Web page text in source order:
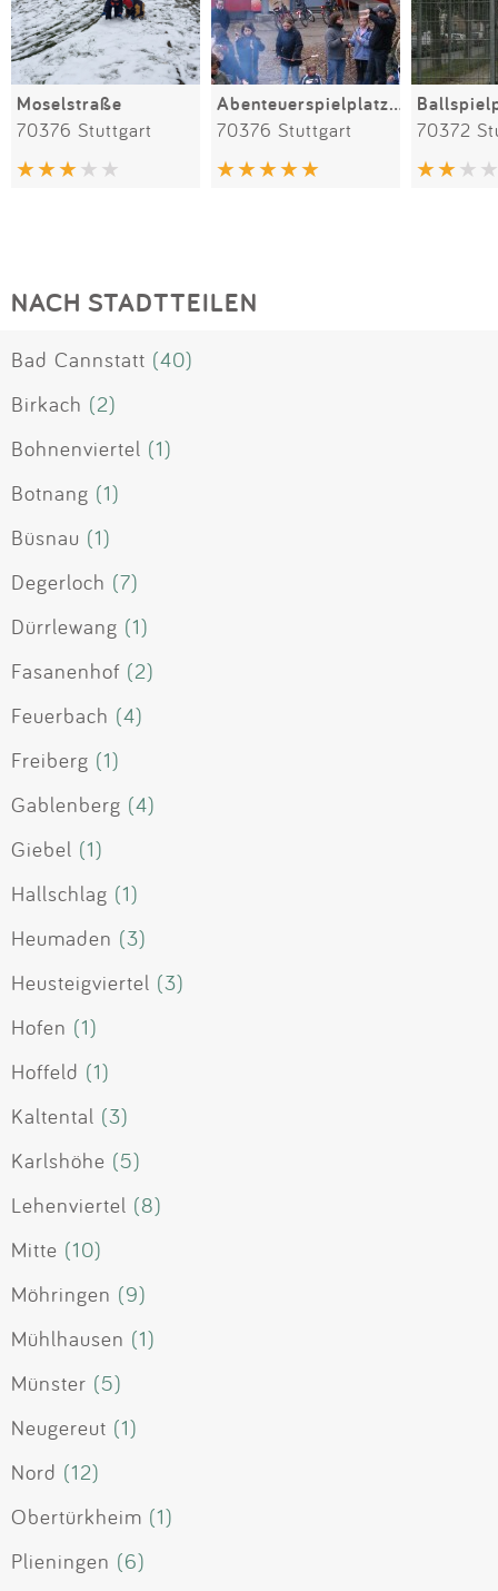
Moselstraße
70376 Stuttgart
Abenteuerspielplatz Mauga Nescht
70376 Stuttgart 70372
NACH STADTTEILEN
Bad Cannstatt (40)
Birkach (2)
Bohnenviertel (1)
Botnang (1)
Büsnau (1)
Degerloch (7)
Dürrlewang (1)
Fasanenhof (2)
Feuerbach (4)
Freiberg (1)
Gablenberg (4)
Giebel (1)
Hallschlag (1)
Heumaden (3)
Heusteigviertel (3)
Hofen (1)
Hoffeld (1)
Kaltental (3)
Karlshöhe (5)
Lehenviertel (8)
Mitte (10)
Möhringen (9)
Mühlhausen (1)
Münster (5)
Neugereut (1)
Nord (12)
Obertürkheim (1)
Plieningen (6)